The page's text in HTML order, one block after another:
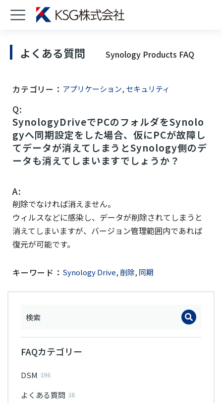
よくある質問 Synology Products FAQ
FAQカテゴリー
DSM 196
よくある質問 18
カテゴリー： アプリケーション, セキュリティ
Q:
SynologyDriveでPCのフォルダをSynolo
gyへ同期設定をした場合、仮にPCが故障し
てデータが消えてしまうとSynology側のデ
ータも消えてしまいますでしょうか？
A:
削除でなければ消えません。
ウィルスなどに感染し、データが削除されてしまうと
消えてしまいますが、バージョン管理範囲内であれば
復元が可能です。
キーワード： Synology Drive, 削除, 同期